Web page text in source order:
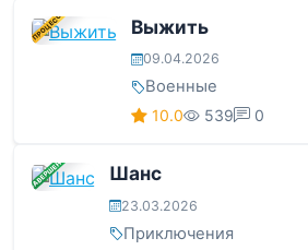
В ПРОЦЕССЕ Выжить
09.04.2026
Военные
10.0 539 0
ЗАВЕРШЕНА Шанс
23.03.2026
Приключения